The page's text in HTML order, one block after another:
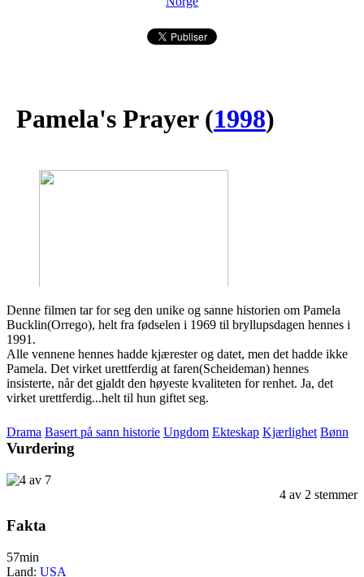
Pamela's Prayer(1998)
Denne filmen tar for seg den unike og sanne historien om Pamela
Bucklin(Orrego), helt fra fødselen i 1969 til bryllupsdagen hennes i
1991.
Alle vennene hennes hadde kjærester og datet, men det hadde ikke
Pamela. Det virket urettferdig at faren(Scheideman) hennes
insisterte, når det gjaldt den høyeste kvaliteten for renhet. Ja, det
virket urettferdig...helt til hun giftet seg.
Drama Basert på sann historie Ungdom Ekteskap Kjærlighet Bønn
Vurdering
4 av 2 stemmer
Fakta
57min
Land: USA